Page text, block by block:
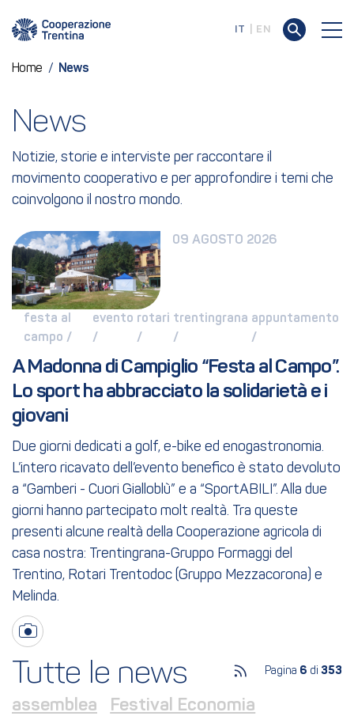
IT EN
Home / News
News
Notizie, storie e interviste per raccontare il
movimento cooperativo e per approfondire i temi che
coinvolgono il nostro mondo.
09 AGOSTO 2026
festa al
campo /
evento
/
rotari
/
trentingrana
/
appuntamento
/
A Madonna di Campiglio “Festa al Campo”.
Lo sport ha abbracciato la solidarietà e i
giovani
Due giorni dedicati a golf, e-bike ed enogastronomia.
L’intero ricavato dell’evento benefico è stato devoluto
a “Gamberi - Cuori Gialloblù” e a “SportABILI”. Alla due
giorni hanno partecipato molt realtà. Tra queste
presenti alcune realtà della Cooperazione agricola di
casa nostra: Trentingrana-Gruppo Formaggi del
Trentino, Rotari Trentodoc (Gruppo Mezzacorona) e
Melinda.
Tutte le news Pagina 6 di 353
assemblea Festival Economia